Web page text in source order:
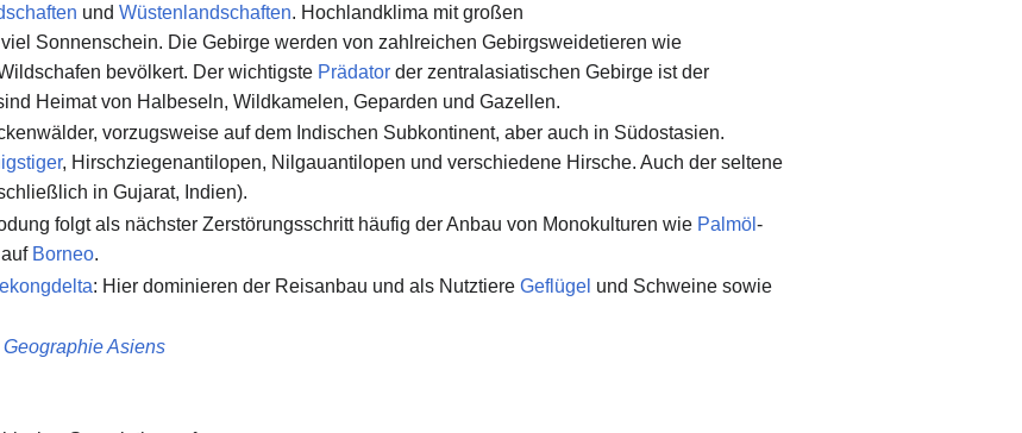
und Wüstenlandschaften. Hochlandklima mit großen
Sonnenschein. Die Gebirge werden von zahlreichen Gebirgsweidetieren wie
bevölkert. Der wichtigste Prädatorder zentralasiatischen Gebirge ist der
Heimat von Halbeseln, Wildkamelen, Geparden und Gazellen.
vorzugsweise auf dem Indischen Subkontinent, aber auch in Südostasien.
, Hirschziegenantilopen, Nilgauantilopen und verschiedene Hirsche. Auch der seltene
in Gujarat, Indien).
folgt als nächster Zerstörungsschritt häufig der Anbau von Monokulturen wie Palmöl -
Borneo.
: Hier dominieren der Reisanbau und als Nutztiere Geflügel und Schweine sowie
Geographie Asiens